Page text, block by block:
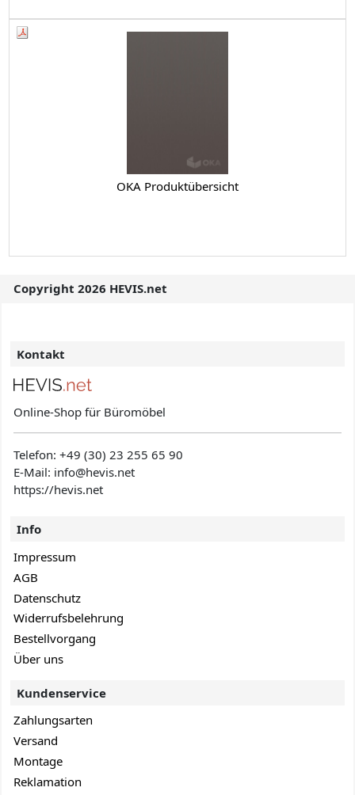
OKA Produktübersicht
Copyright 2026 HEVIS.net
Kontakt
Online-Shop für Büromöbel
Telefon:+49 (30) 23 255 65 90
E-Mail: info@hevis.net
https://hevis.net
Info
Impressum
AGB
Datenschutz
Widerrufsbelehrung
Bestellvorgang
Über uns
Kundenservice
Zahlungsarten
Versand
Montage
Reklamation